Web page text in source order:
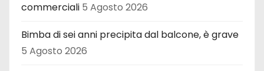
commerciali 5 Agosto 2026
Bimba di sei anni precipita dal balcone, è grave
5 Agosto 2026